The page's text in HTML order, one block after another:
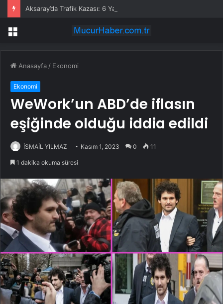
Aksaray’da Trafik Kazası: 6 Yaralı
Menü
Anasayfa / Ekonomi
Ekonomi
WeWork’un ABD’de iflasın
eşiğinde olduğu iddia edildi
İSMAİL YILMAZ Kasım 1, 2023 0 11
1 dakika okuma süresi